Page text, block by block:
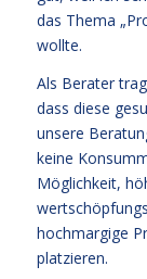
das Thema
wollte.
Als Berater
dass diese
unsere
keine
Möglichkeit,
hochmargige
platzieren.